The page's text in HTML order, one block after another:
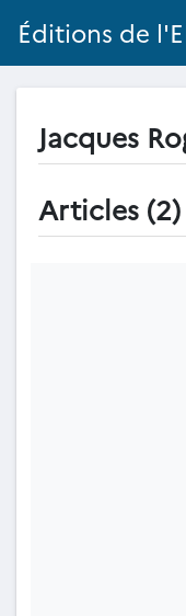
Éditions de
Jacques
Articles (2)